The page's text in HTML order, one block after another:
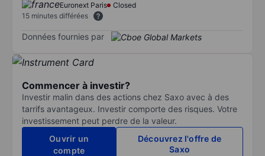
Euronext Paris
Closed
15 minutes différées
Données fournies par
Commencer à investir?
Investir malin dans des actions chez Saxo avec à des
tarrifs avantageux. Investir comporte des risques. Votre
investissement peut perdre de la valeur.
Ouvrir un
compte
Découvrez l'offre de
Saxo